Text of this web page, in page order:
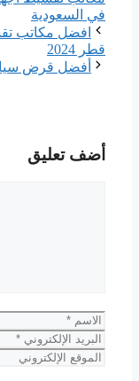
في السعودية
افضل مكاتب
قطر 2024
أفضل قرض
أضف تعليق
الاسم
البريد
الإلكتروني
الموقع